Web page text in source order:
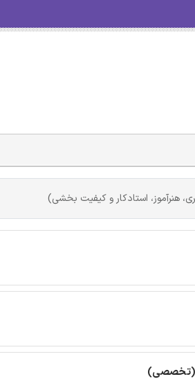
هنرآموز، استادکار و کیفیت بخشی)